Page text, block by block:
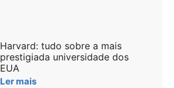
Harvard: tudo sobre a mais
prestigiada universidade dos
EUA
Ler mais